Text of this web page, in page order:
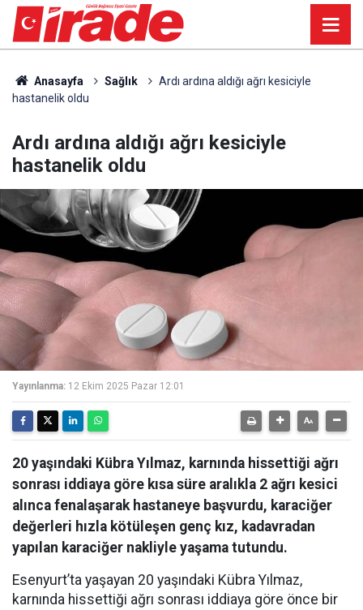
Anasayfa Sağlık
Ardı ardına aldığı ağrı kesiciyle
hastanelik oldu
Ardı ardına aldığı ağrı kesiciyle
hastanelik oldu
Yayınlanma: 12 Ekim 2025 Pazar 12:01
20 yaşındaki Kübra Yılmaz, karnında hissettiği ağrı
sonrası iddiaya göre kısa süre aralıkla 2 ağrı kesici
alınca fenalaşarak hastaneye başvurdu, karaciğer
değerleri hızla kötüleşen genç kız, kadavradan
yapılan karaciğer nakliyle yaşama tutundu.
Esenyurt’ta yaşayan 20 yaşındaki Kübra Yılmaz,
karnında hissettiği ağrı sonrası iddiaya göre önce bir